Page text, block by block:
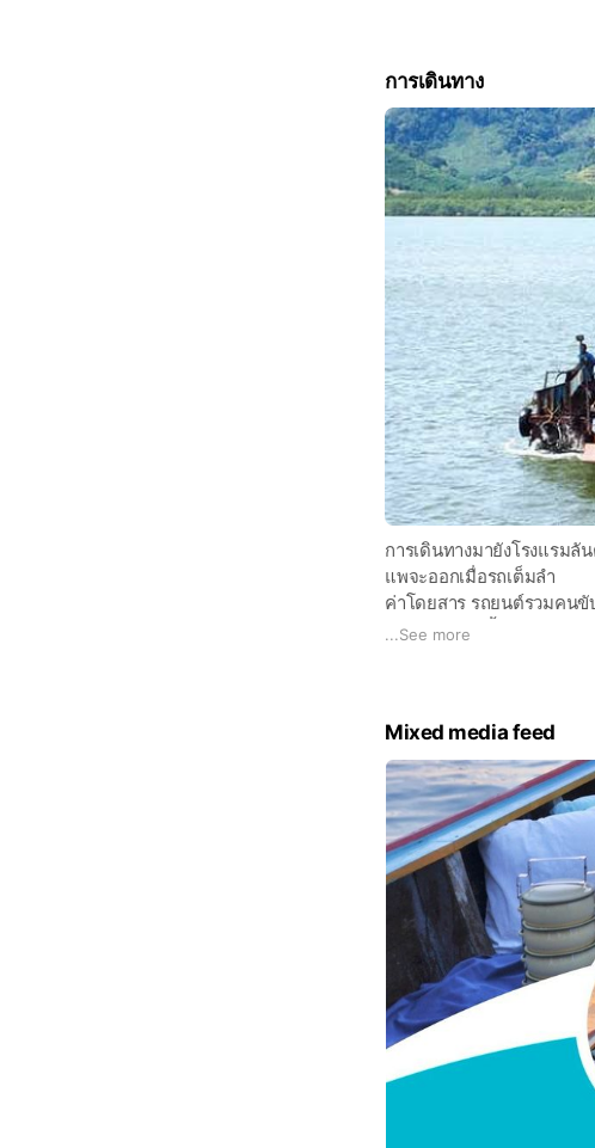
การเดินทาง
การเดินทางมายังโรงแรม
แพจะออกเมื่อรถเต็มลำ
ค่าโดยสาร รถยนต์รวมคน
เปิดให้บริการตั้งแต่ 06:00-
...See more
Mixed media feed